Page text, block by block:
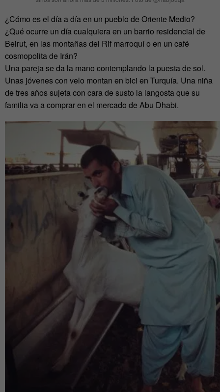
¿Cómo es el día a día en un pueblo de Oriente Medio?
¿Qué ocurre un día cualquiera en un barrio residencial de
Beirut, en las montañas del Rif marroquí o en un café
cosmopolita de Irán?
Una pareja se da la mano contemplando la puesta de sol.
Unas jóvenes con velo montan en bici en Turquía. Una niña
de tres años sujeta con cara de susto la langosta que su
familia va a comprar en el mercado de Abu Dhabi.